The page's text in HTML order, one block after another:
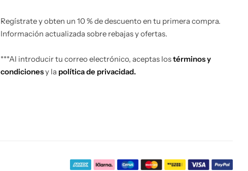
Regístrate y obten un 10 % de descuento en tu primera compra.
Información actualizada sobre rebajas y ofertas.
***Al introducir tu correo electrónico, aceptas lostérminos y
condicionesy la política de privacidad.